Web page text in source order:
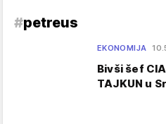
#petreus
EKONOMIJA
Bivši šef
TAJKUN u